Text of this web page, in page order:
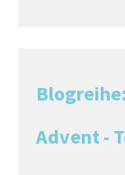
Advent -